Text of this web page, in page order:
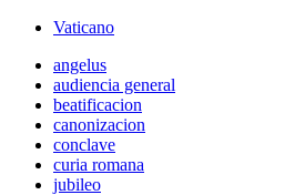
Vaticano
angelus
audiencia general
beatificacion
canonizacion
conclave
curia romana
jubileo